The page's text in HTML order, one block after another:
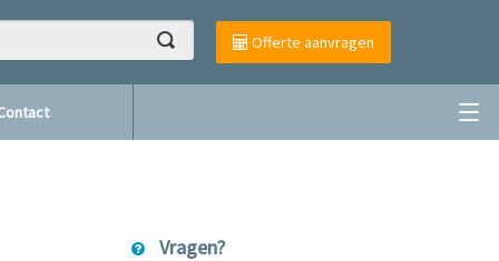
Offerte aanvragen
Vragen?